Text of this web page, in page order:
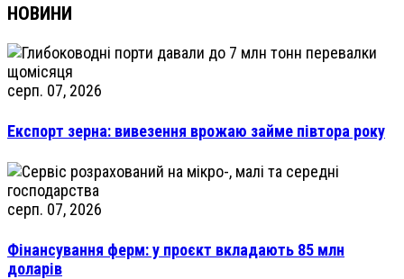
НОВИНИ
серп. 07, 2026
Експорт зерна: вивезення врожаю займе півтора року
серп. 07, 2026
Фінансування ферм: у проєкт вкладають 85 млн
доларів